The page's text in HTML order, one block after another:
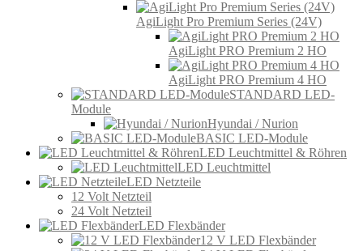
AgiLight Pro Premium Series (24V)
AgiLight PRO Premium 2 HO
AgiLight PRO Premium 4 HO
STANDARD LED-
Module
Hyundai / Nurion
BASIC LED-Module
LED Leuchtmittel & Röhren
LED Leuchtmittel
LED Netzteile
12 Volt Netzteil
24 Volt Netzteil
LED Flexbänder
12 V LED Flexbänder